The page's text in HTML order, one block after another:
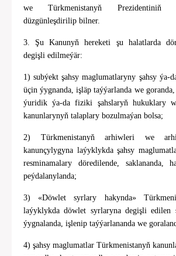
we Türkmenistanyň Prezidentiniň
düzgünleşdirilip bilner.
3. Şu Kanunyň hereketi şu halatlarda
degişli edilmeýär:
1) subýekt şahsy maglumatlaryny şahsy ýa-
üçin ýygnanda, işläp taýýarlanda we
ýuridik ýa-da fiziki şahslaryň hukuklary
kanunlarynyň talaplary bozulmaýan bolsa;
2) Türkmenistanyň arhiwleri we
kanunçylygyna laýyklykda şahsy
resminamalary döredilende, saklananda,
peýdalanylanda;
3) «Döwlet syrlary hakynda»
laýyklykda döwlet syrlaryna degişli edilen
ýygnalanda, işlenip taýýarlananda we
4) şahsy maglumatlar Türkmenistanyň